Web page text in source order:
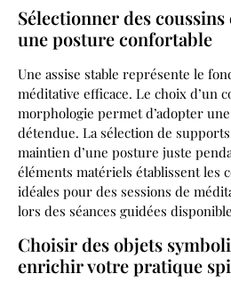
Sélectionner des
une posture confortable
Une assise stable représente le
méditative efficace. Le choix d’un
morphologie permet d’adopter
détendue. La sélection de
maintien d’une posture juste
éléments matériels établissent les
idéales pour des sessions de
lors des séances guidées
Choisir des objets
enrichir votre pratique